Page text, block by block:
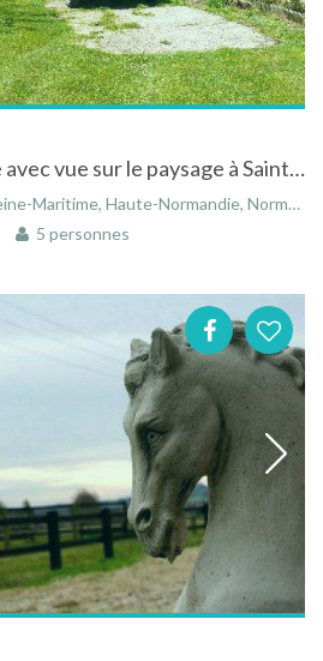
Longère traditionelle avec vue sur le paysage à Saint-Lucien dans la Seine-Maritime en Normandie
Haute-Normandie, Normandie, France
5 personnes